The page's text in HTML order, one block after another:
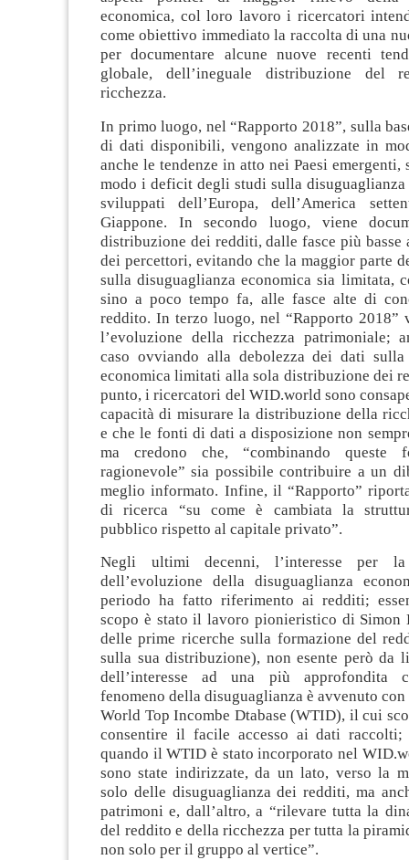
economica, col loro lavoro i ricercatori
come obiettivo immediato la raccolta di una
per documentare alcune nuove recenti
globale, dell’ineguale distribuzione del
ricchezza.
In primo luogo, nel “Rapporto 2018”, sulla
di dati disponibili, vengono analizzate in
anche le tendenze in atto nei Paesi emergenti,
modo i deficit degli studi sulla
sviluppati dell’Europa, dell’America
Giappone. In secondo luogo, viene
distribuzione dei redditi, dalle fasce più basse
dei percettori, evitando che la maggior parte
sulla disuguaglianza economica sia limitata,
sino a poco tempo fa, alle fasce alte di
reddito. In terzo luogo, nel “Rapporto 2018”
l’evoluzione della ricchezza patrimoniale;
caso ovviando alla debolezza dei dati sulla
economica limitati alla sola distribuzione dei
punto, i ricercatori del WID.world sono
capacità di misurare la distribuzione della
e che le fonti di dati a disposizione non
ma credono che, “combinando
ragionevole” sia possibile contribuire a un
meglio informato. Infine, il “Rapporto”
di ricerca “su come è cambiata la
pubblico rispetto al capitale privato”.
Negli ultimi decenni, l’interesse per la
dell’evoluzione della disuguaglianza
periodo ha fatto riferimento ai redditi;
scopo è stato il lavoro pionieristico di Simon
delle prime ricerche sulla formazione del
sulla sua distribuzione), non esente però
dell’interesse ad una più approfondita
fenomeno della disuguaglianza è avvenuto
World Top Incombe Dtabase (WTID), il cui
consentire il facile accesso ai dati
quando il WTID è stato incorporato nel
sono state indirizzate, da un lato, verso la
solo delle disuguaglianza dei redditi, ma
patrimoni e, dall’altro, a “rilevare tutta la
del reddito e della ricchezza per tutta la
non solo per il gruppo al vertice”.